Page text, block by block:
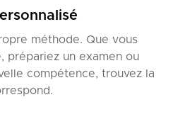
méthode. Que vous
prépariez un examen ou
compétence, trouvez la